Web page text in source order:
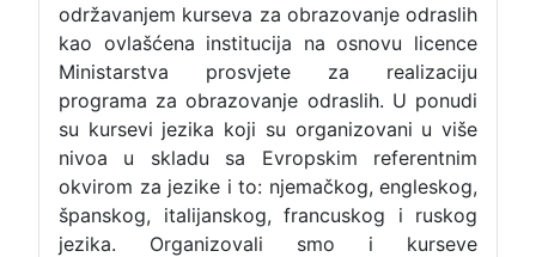
održavanjem kurseva za obrazovanje odraslih
kao ovlašćena institucija na osnovu licence
Ministarstva prosvjete za realizaciju
programa za obrazovanje odraslih. U ponudi
su kursevi jezika koji su organizovani u više
nivoa u skladu sa Evropskim referentnim
okvirom za jezike i to: njemačkog, engleskog,
španskog, italijanskog, francuskog i ruskog
jezika. Organizovali smo i kurseve